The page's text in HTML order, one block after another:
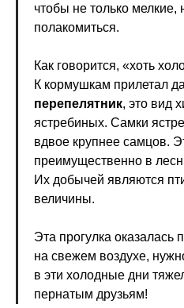
чтобы не только
полакомиться.
Как говорится, «хоть
К кормушкам прилетал
перепелятник, это вид
ястребиных. Самки
вдвое крупнее самцов.
преимущественно в
Их добычей являются
величины.
Эта прогулка
на свежем воздухе,
в эти холодные дни
пернатым друзьям!